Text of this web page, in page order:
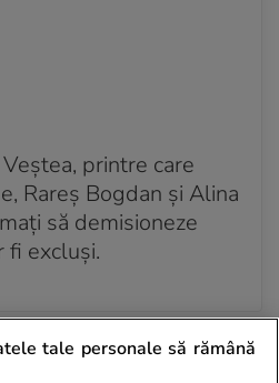
printre care
Rareș Bogdan și Alina
să demisioneze
fi excluși.
tale personale să rămână